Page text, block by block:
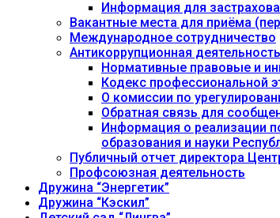
Информация для
Вакантные места для приёма
Международное сотрудничество
Антикоррупционная деятельность
Нормативные правовые и
Кодекс профессиональной
О комиссии по
Обратная связь для
Информация о реализации
образования и науки
Публичный отчет директора
Профсоюзная деятельность
Дружина “Энергетик”
Дружина “Кэскил”